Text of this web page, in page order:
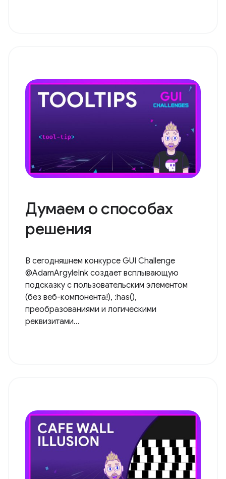
Думаем о способах
решения
В сегодняшнем конкурсе GUI Challenge
@AdamArgyleInk создает всплывающую
подсказку с пользовательским элементом
(без веб-компонента!), :has(),
преобразованиями и логическими
реквизитами...